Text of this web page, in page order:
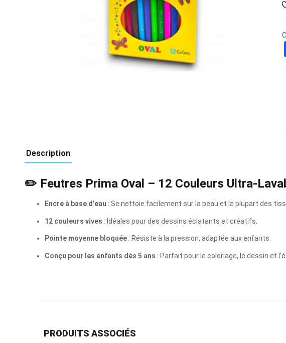
Description
✏️ Feutres Prima Oval – 12 Couleurs Ultra-
Encre à base d’eau : Se nettoie facilement sur la peau et la plupart des
12 couleurs vives : Idéales pour des dessins éclatants et créatifs.
Pointe moyenne bloquée: Résiste à la pression, adaptée aux enfants.
Conçu pour les enfants dès 5 ans : Parfait pour le coloriage, le dessin et
PRODUITS ASSOCIÉS